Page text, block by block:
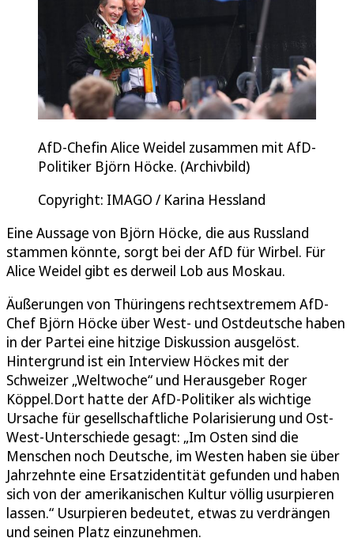
AfD-Chefin Alice Weidel zusammen mit AfD-
Politiker Björn Höcke. (Archivbild)
Copyright: IMAGO / Karina Hessland
Eine Aussage von Björn Höcke, die aus Russland
stammen könnte, sorgt bei der AfD für Wirbel. Für
Alice Weidel gibt es derweil Lob aus Moskau.
Äußerungen von Thüringens rechtsextremem AfD-
Chef Björn Höcke über West- und Ostdeutsche haben
in der Partei eine hitzige Diskussion ausgelöst.
Hintergrund ist ein Interview Höckes mit der
Schweizer „Weltwoche“ und Herausgeber Roger
Köppel.Dort hatte der AfD-Politiker als wichtige
Ursache für gesellschaftliche Polarisierung und Ost-
West-Unterschiede gesagt: „Im Osten sind die
Menschen noch Deutsche, im Westen haben sie über
Jahrzehnte eine Ersatzidentität gefunden und haben
sich von der amerikanischen Kultur völlig usurpieren
lassen.“ Usurpieren bedeutet, etwas zu verdrängen
und seinen Platz einzunehmen.